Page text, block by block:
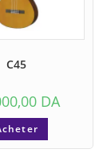
C45
DA